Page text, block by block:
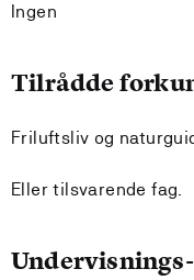
Ingen
Tilrådde
Friluftsliv og
Eller tilsvarende fag.